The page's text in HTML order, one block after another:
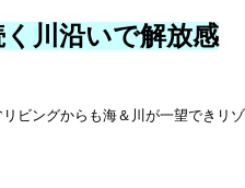
川沿いで解放感
ビングからも海＆川が一望でき